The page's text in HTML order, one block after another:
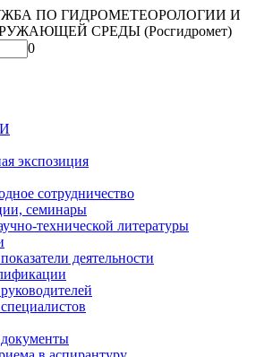
ПО ГИДРОМЕТЕОРОЛОГИИ И
СРЕДЫ (Росгидромет)
0
экспозиция
сотрудничество
семинары
технической литературы
деятельности